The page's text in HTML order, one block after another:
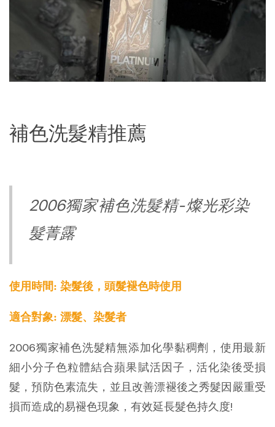
補色洗髮精推薦
2006獨家補色洗髮精-燦光彩染
髮菁露
使用時間: 染髮後，頭髮褪色時使用
適合對象: 漂髮、染髮者
2006獨家補色洗髮精無添加化學黏稠劑，使用最新
細小分子色粒體結合蘋果賦活因子，活化染後受損
髮，預防色素流失，並且改善漂褪後之秀髮因嚴重受
損而造成的易褪色現象，有效延長髮色持久度!